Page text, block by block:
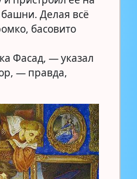
Делая всё
басовито
Фасад, — указал
— правда,